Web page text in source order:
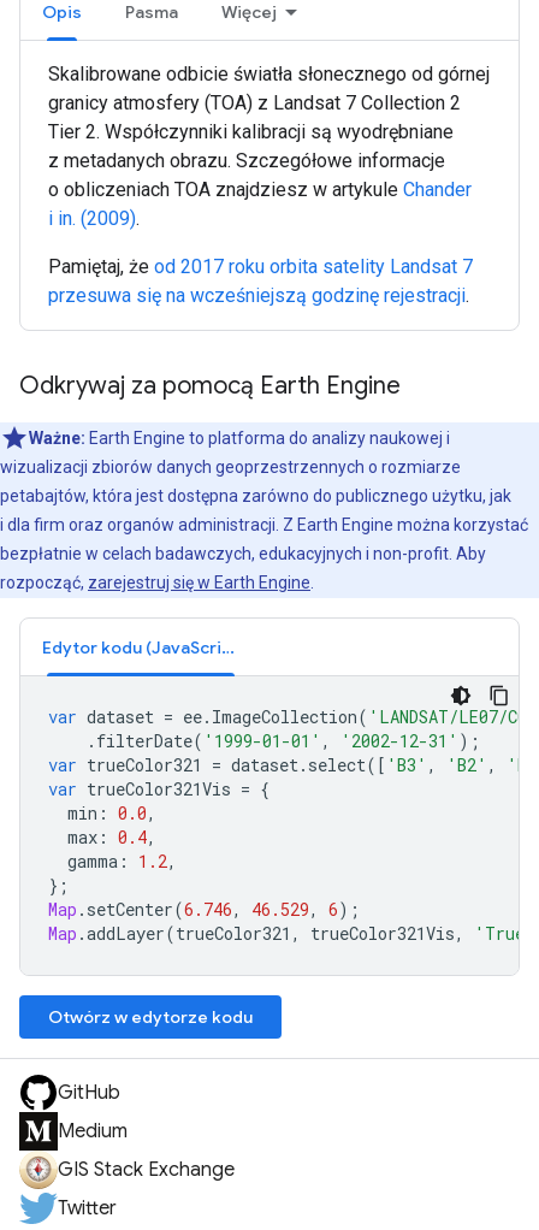
Opis Pasma Więcej
Skalibrowane odbicie światła słonecznego od górnej
granicy atmosfery (TOA) z Landsat 7 Collection 2
Tier 2. Współczynniki kalibracji są wyodrębniane
z metadanych obrazu. Szczegółowe informacje
o obliczeniach TOA znajdziesz w artykule Chander
i in. (2009).
Pamiętaj, że od 2017 roku orbita satelity Landsat 7
przesuwa się na wcześniejszą godzinę rejestracji.
Odkrywaj za pomocą Earth Engine
Ważne: Earth Engine to platforma do analizy naukowej i
wizualizacji zbiorów danych geoprzestrzennych o rozmiarze
petabajtów, która jest dostępna zarówno do publicznego użytku, jak
i dla firm oraz organów administracji. Z Earth Engine można korzystać
bezpłatnie w celach badawczych, edukacyjnych i non-profit. Aby
rozpocząć, zarejestruj się w Earth Engine
Edytor kodu (JavaScript)
var dataset = ee. ImageCollection( 'LANDSAT/LE07/
. filterDate( '1999-01-01' , '2002-12-31' );
var trueColor321 = dataset. select([ 'B3' , 'B2' ,
var trueColor321Vis = {
min : 0.0,
max : 0.4,
gamma : 1.2,
};
Map . setCenter(6.746, 46.529, 6);
Map .addLayer(trueColor321 , trueColor321Vis, 'True
Otwórz w edytorze kodu
GitHub
Medium
GIS Stack Exchange
Twitter